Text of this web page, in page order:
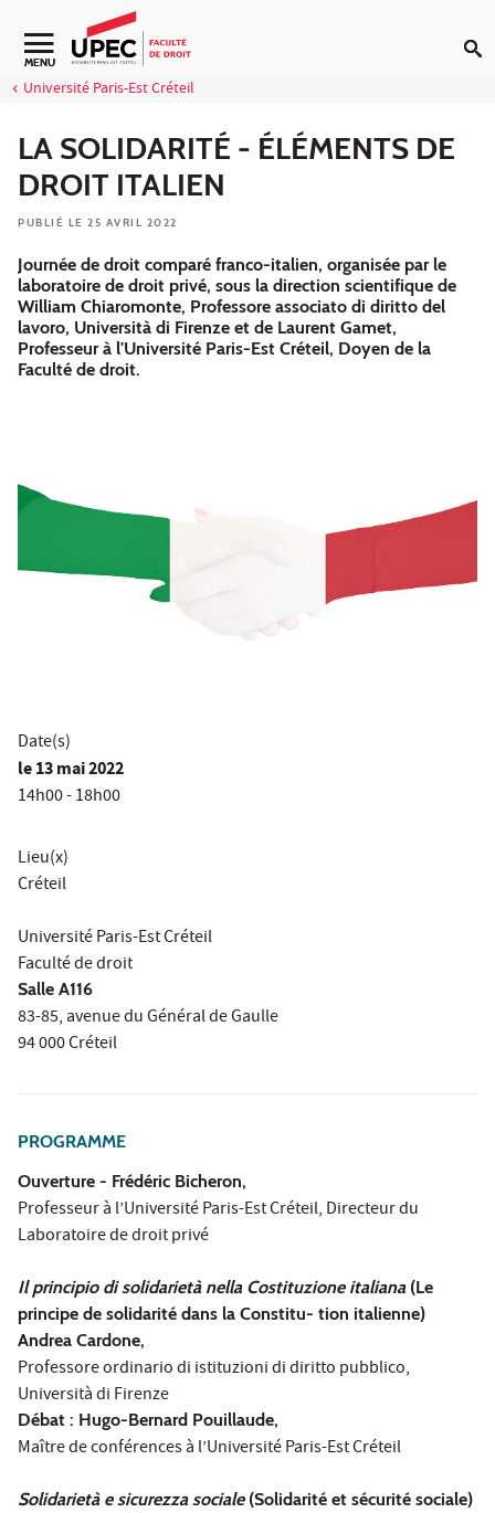
Aller au contenu
Navigation secondaire
MENU
Université Paris-Est Créteil
LA SOLIDARITÉ - ÉLÉMENTS DE
DROIT ITALIEN
PUBLIÉ LE 25 AVRIL 2022
Journée de droit comparé franco-italien, organisée par le
laboratoire de droit privé, sous la direction scientifique de
William Chiaromonte, Professore associato di diritto del
lavoro, Università di Firenze et de Laurent Gamet,
Professeur à l'Université Paris-Est Créteil, Doyen de la
Faculté de droit.
Date(s)
le13 mai 2022
14h00 - 18h00
Lieu(x)
Créteil
Université Paris-Est Créteil
Faculté de droit
Salle A116
83-85, avenue du Général de Gaulle
94 000 Créteil
PROGRAMME
Ouverture - Frédéric Bicheron,
Professeur à l’Université Paris-Est Créteil, Directeur du
Laboratoire de droit privé
Il principio di solidarietà nella Costituzione italiana(Le
principe de solidarité dans la Constitu- tion italienne)
Andrea Cardone,
Professore ordinario di istituzioni di diritto pubblico,
Università di Firenze
Débat : Hugo-Bernard Pouillaude,
Maître de conférences à l’Université Paris-Est Créteil
Solidarietà e sicurezza sociale(Solidarité et sécurité sociale)